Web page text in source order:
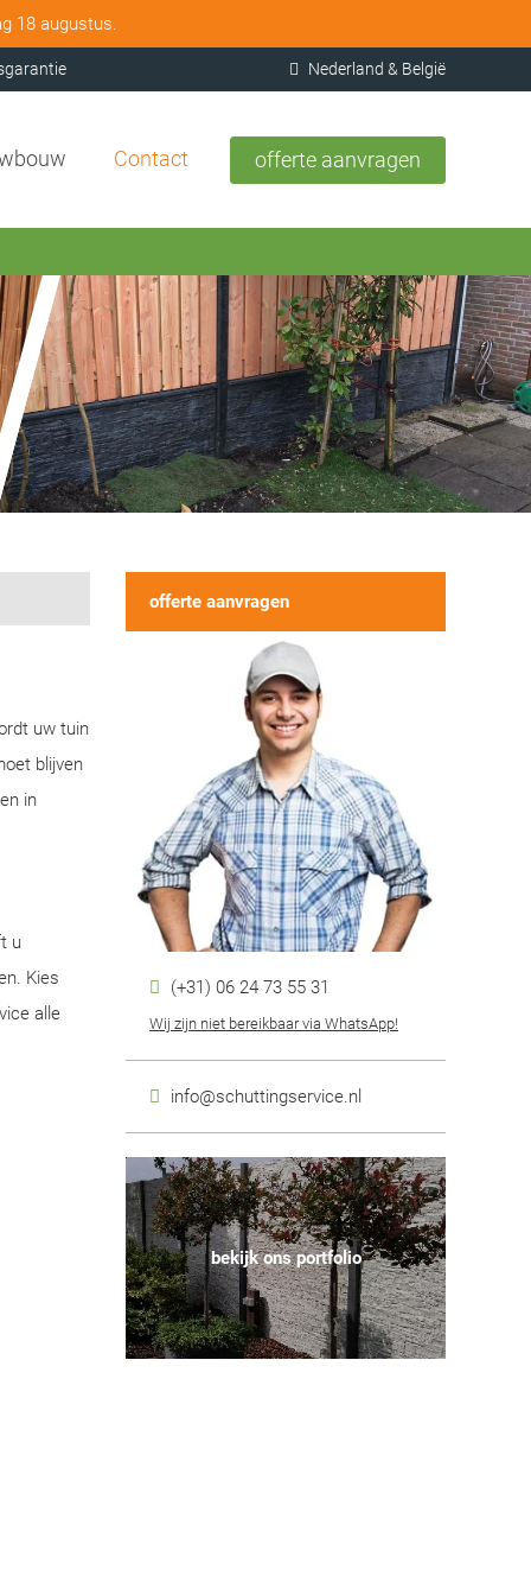
18 augustus.
Nederland & België
Contact offerte aanvragen
uw tuin
blijven
in
u
Kies
alle
offerte aanvragen
(+31) 06 24 73 55 31
Wij zijn niet bereikbaar via WhatsApp!
info@schuttingservice.nl
bekijk ons portfolio